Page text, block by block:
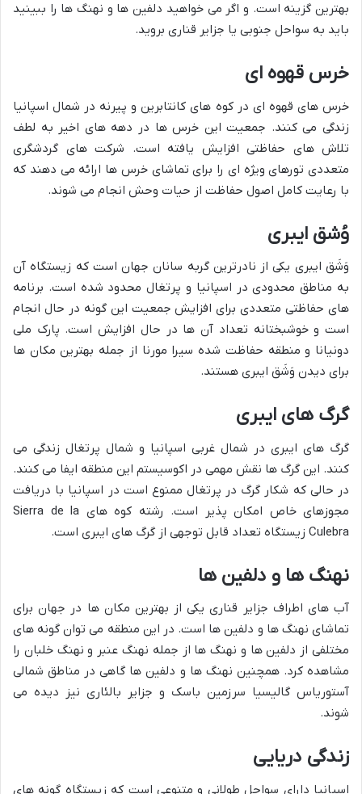
بهترین گزینه است. و اگر می خواهید دلفین ها و نهنگ ها را ببینید
باید به سواحل جنوبی یا جزایر قناری بروید.
خرس قهوه ای
خرس های قهوه ای در کوه های کانتابرین و پیرنه در شمال اسپانیا
زندگی می کنند. جمعیت این خرس ها در دهه های اخیر به لطف
تلاش های حفاظتی افزایش یافته است. شرکت های گردشگری
متعددی تورهای ویژه ای را برای تماشای خرس ها ارائه می دهند که
با رعایت کامل اصول حفاظت از حیات وحش انجام می شوند.
وُشق ایبری
وَشَق ایبری یکی از نادرترین گربه سانان جهان است که زیستگاه آن
به مناطق محدودی در اسپانیا و پرتغال محدود شده است. برنامه
های حفاظتی متعددی برای افزایش جمعیت این گونه در حال انجام
است و خوشبختانه تعداد آن ها در حال افزایش است. پارک ملی
دونیانا و منطقه حفاظت شده سیرا مورنا از جمله بهترین مکان ها
برای دیدن وَشَق ایبری هستند.
گرگ های ایبری
گرگ های ایبری در شمال غربی اسپانیا و شمال پرتغال زندگی می
کنند. این گرگ ها نقش مهمی در اکوسیستم این منطقه ایفا می کنند.
در حالی که شکار گرگ در پرتغال ممنوع است در اسپانیا با دریافت
مجوزهای خاص امکان پذیر است. رشته کوه های Sierra de la
Culebra زیستگاه تعداد قابل توجهی از گرگ های ایبری است.
نهنگ ها و دلفین ها
آب های اطراف جزایر قناری یکی از بهترین مکان ها در جهان برای
تماشای نهنگ ها و دلفین ها است. در این منطقه می توان گونه های
مختلفی از دلفین ها و نهنگ ها از جمله نهنگ عنبر و نهنگ خلبان را
مشاهده کرد. همچنین نهنگ ها و دلفین ها گاهی در مناطق شمالی
آستوریاس گالیسیا سرزمین باسک و جزایر بالئاری نیز دیده می
شوند.
زندگی دریایی
اسپانیا دارای سواحل طولانی و متنوعی است که زیستگاه گونه های